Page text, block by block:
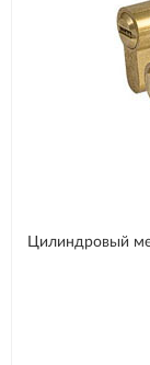
Цилиндровый